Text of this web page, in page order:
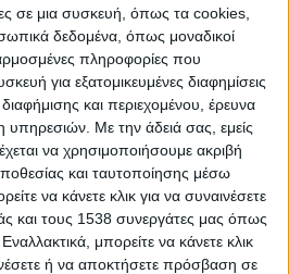
σε μια συσκευή, όπως τα cookies,
δεδομένα, όπως μοναδικοί
πληροφορίες που
για εξατομικευμένες διαφημίσεις
και περιεχομένου, έρευνα
υπηρεσιών. Με την άδειά σας, εμείς
να χρησιμοποιήσουμε ακριβή
και ταυτοποίησης μέσω
να κάνετε κλικ για να συναινέσετε
και τους 1538 συνεργάτες μας όπως
μπορείτε να κάνετε κλικ
ή να αποκτήσετε πρόσβαση σε
AB και WWF Ελλάς 2026-2030
συνεργασίας του ΕΛΔΟ με τη